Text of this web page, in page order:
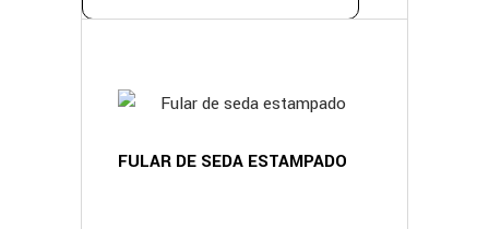
FULAR DE SEDA ESTAMPADO